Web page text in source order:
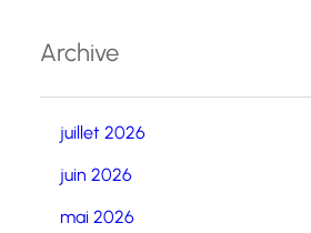
Archive
juillet 2026
juin 2026
mai 2026